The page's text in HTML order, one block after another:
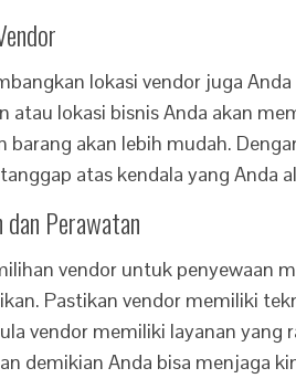
lokasi vendor juga
atau lokasi bisnis Anda akan
barang akan lebih mudah.
atas kendala yang Anda
dan Perawatan
vendor untuk penyewaan
Pastikan vendor memiliki
vendor memiliki layanan yang
demikian Anda bisa menjaga